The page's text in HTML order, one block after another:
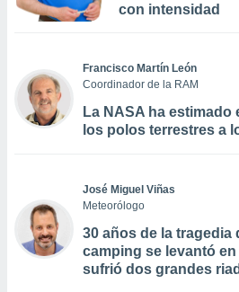
con intensidad
Francisco Martín León
Coordinador de la RAM
La NASA ha
los polos terrestres a
José Miguel Viñas
Meteorólogo
30 años de la tragedia
camping se levantó
sufrió dos grandes